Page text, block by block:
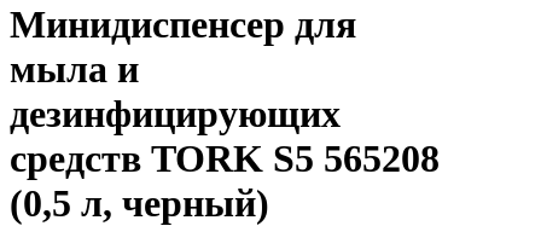
Минидиспенсер для
мыла и
дезинфицирующих
средств TORK S5 565208
(0,5 л, черный)